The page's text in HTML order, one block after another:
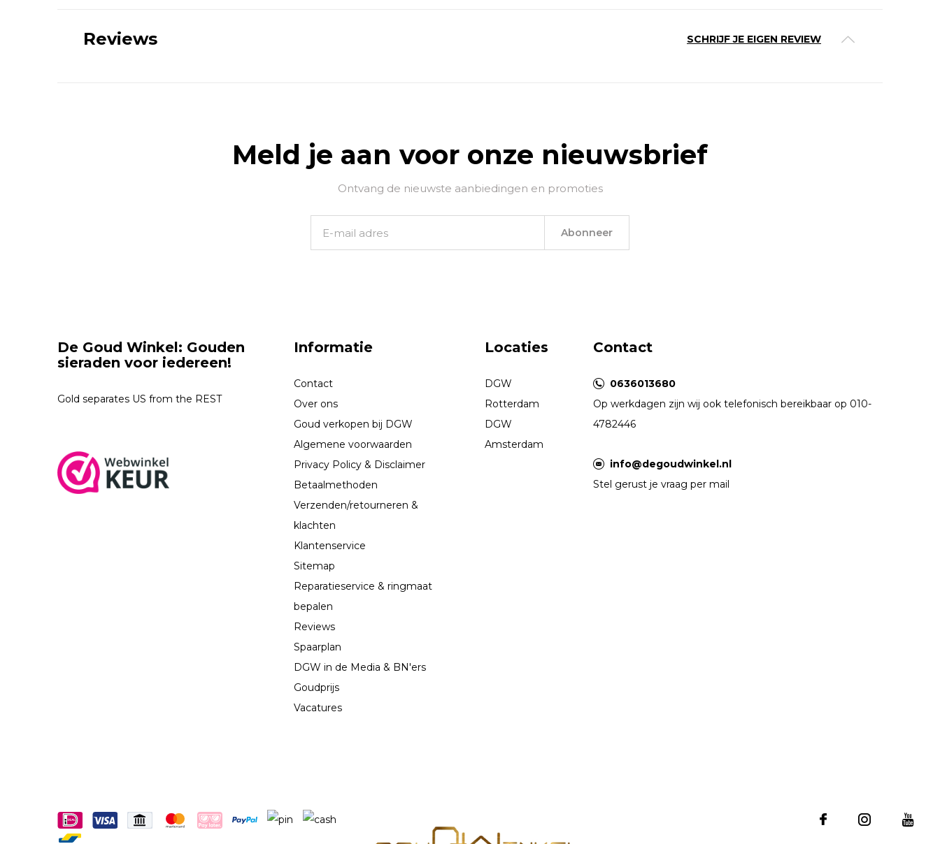
Reviews SCHRIJF JE EIGEN REVIEW
Meld je aan voor onze nieuwsbrief
Ontvang de nieuwste aanbiedingen en promoties
Abonneer
De Goud Winkel: Gouden
sieraden voor iedereen!
Gold separates US from the REST
Informatie
Contact
Over ons
Goud verkopen bij DGW
Algemene voorwaarden
Privacy Policy & Disclaimer
Betaalmethoden
Verzenden/retourneren &
klachten
Klantenservice
Sitemap
Reparatieservice & ringmaat
bepalen
Reviews
Spaarplan
DGW in de Media & BN'ers
Goudprijs
Vacatures
Locaties
DGW
Rotterdam
DGW
Amsterdam
Contact
0636013680
Op werkdagen zijn wij ook telefonisch bereikbaar op 010-
4782446
info@degoudwinkel.nl
Stel gerust je vraag per mail